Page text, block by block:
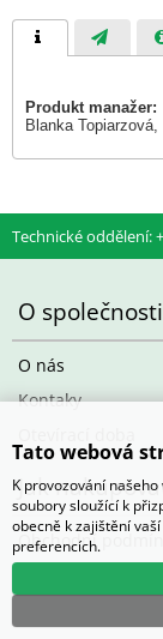
Produkt manažer:
Blanka
Technické oddělení:
O společnosti
O nás
Kontaky
Jak
Obchodní
Tato webová
K provozování
soubory sloužící k
obecně k zajištění
preferencích.